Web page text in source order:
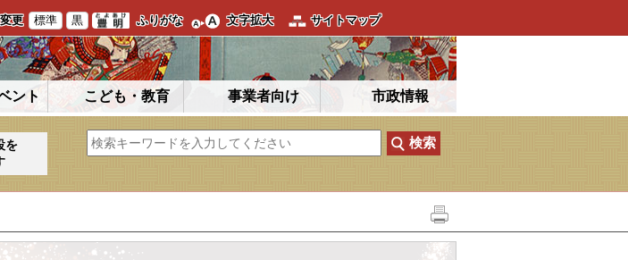
更 標準 黒 ふりがな 文字拡大 サイトマップ
ント こども・教育 事業者向け 市政情報
を